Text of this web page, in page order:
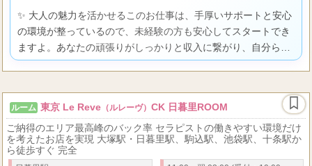
✨ 大人の魅力を活かせるこのお仕事は、手厚いサポートと安心
の環境が整っているので、未経験の方も安心してスタートでき
ますよ。あなたの頑張りがしっかりと収入に繋がり、自分らし
く輝ける喜びを日々感じられることでしょう。
ルーム 東京 Le Reve （ルレーヴ） CK 日暮里ROOM
ご納得のエリア最高峰のバック率 セラピストの働きやすい環境だけ
を考えたお店を実現 大塚駅・日暮里駅、駒込駅、池袋駅、十条駅か
ら徒歩すぐ 完全